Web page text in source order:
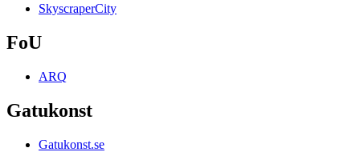
SkyscraperCity
FoU
ARQ
Gatukonst
Gatukonst.se